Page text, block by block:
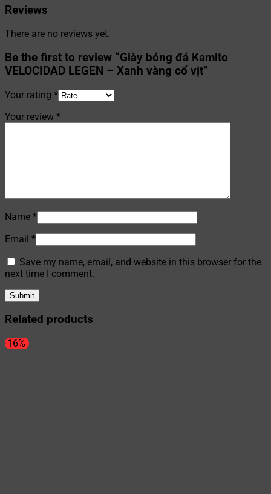
Reviews
There are no reviews yet.
Be the first to review “Giày bóng đá Kamito
VELOCIDAD LEGEN – Xanh vàng cổ vịt”
Your rating *
Your review *
Name *
Email *
Save my name, email, and website in this browser for the
next time I comment.
Related products
-16%